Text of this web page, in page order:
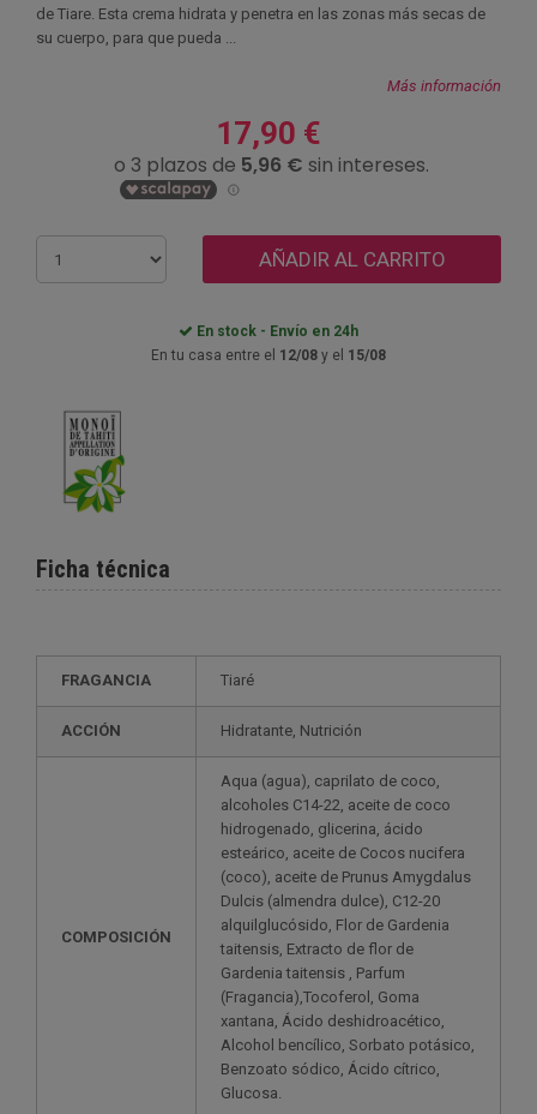
de Tiare. Esta crema hidrata y penetra en las zonas más secas de
su cuerpo, para que pueda ...
Más información
17,90 €
AÑADIR AL CARRITO
En stock - Envío en 24h
En tu casa entre el 12/08 y el 15/08
Ficha técnica
FRAGANCIA Tiaré
ACCIÓN Hidratante, Nutrición
COMPOSICIÓN
Aqua (agua), caprilato de coco,
alcoholes C14-22, aceite de coco
hidrogenado, glicerina, ácido
esteárico, aceite de Cocos nucifera
(coco), aceite de Prunus Amygdalus
Dulcis (almendra dulce), C12-20
alquilglucósido, Flor de Gardenia
taitensis, Extracto de flor de
Gardenia taitensis , Parfum
(Fragancia),Tocoferol, Goma
xantana, Ácido deshidroacético,
Alcohol bencílico, Sorbato potásico,
Benzoato sódico, Ácido cítrico,
Glucosa.